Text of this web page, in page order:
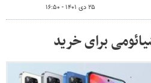
۲۵ دی ۱۴۰۱ - ۱۶:۵۰
برای خرید